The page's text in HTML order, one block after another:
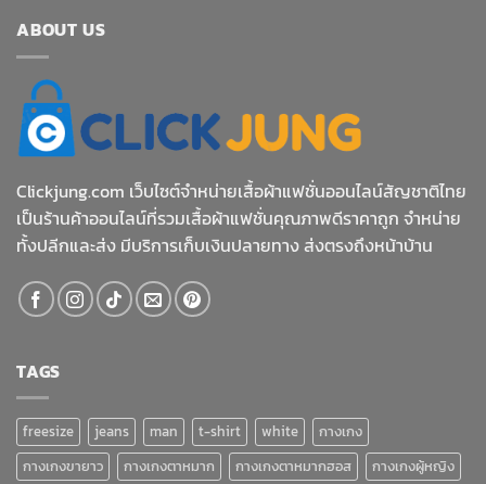
ABOUT US
Clickjung.com เว็บไซต์จำหน่ายเสื้อผ้าแฟชั่นออนไลน์สัญชาติไทย
เป็นร้านค้าออนไลน์ที่รวมเสื้อผ้าแฟชั่นคุณภาพดีราคาถูก จำหน่าย
ทั้งปลีกและส่ง มีบริการเก็บเงินปลายทาง ส่งตรงถึงหน้าบ้าน
TAGS
freesize jeans man t-shirt white
กางเกง
กางเกงขายาว
กางเกงตาหมาก กางเกงตาหมากฮอส
กางเกงผู้หญิง